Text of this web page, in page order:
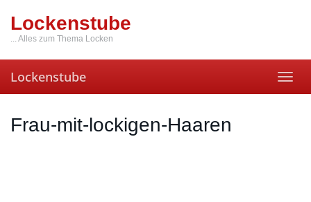
mainLockenstube
... Alles zum Thema Locken
Lockenstube
Frau-mit-lockigen-Haaren